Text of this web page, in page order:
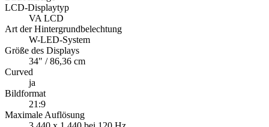
LCD-Displaytyp
VA LCD
Art der Hintergrundbelechtung
W-LED-System
Größe des Displays
34" / 86,36 cm
Curved
ja
Bildformat
21:9
Maximale Auflösung